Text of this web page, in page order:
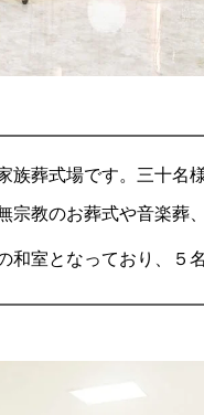
葬式場です。三十名
教のお葬式や音楽葬
室となっており、５